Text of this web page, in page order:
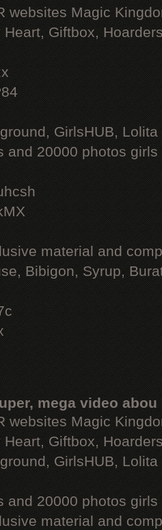
websites Magic
Heart, Giftbox,
GirlsHUB, Lolita
and 20000 photos
material and
Bibigon, Syrup,
mega video abou
websites Magic
Heart, Giftbox,
GirlsHUB, Lolita
and 20000 photos
material and